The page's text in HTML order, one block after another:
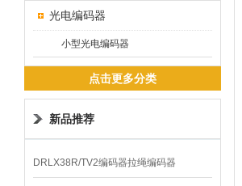
光电编码器
小型光电编码器
点击更多分类
新品推荐
DRLX38R/TV2编码器拉绳编码器